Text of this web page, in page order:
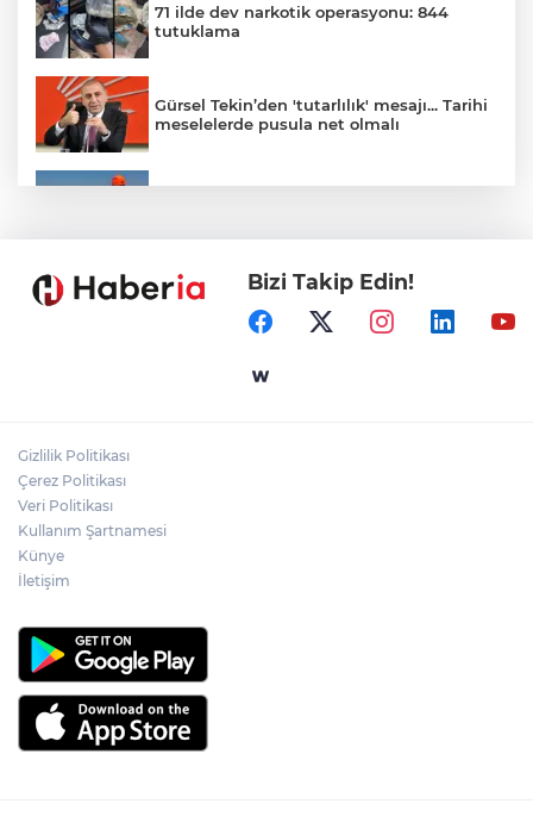
71 ilde dev narkotik operasyonu: 844
tutuklama
Gürsel Tekin’den 'tutarlılık' mesajı... Tarihi
meselelerde pusula net olmalı
Samsun’da Alaçam'a yeni yaşam alanı
Yapay zekada onlarca uygulamanın
Bizi Takip Edin!
Gizlilik Politikası
Çerez Politikası
Veri Politikası
Kullanım Şartnamesi
Künye
İletişim